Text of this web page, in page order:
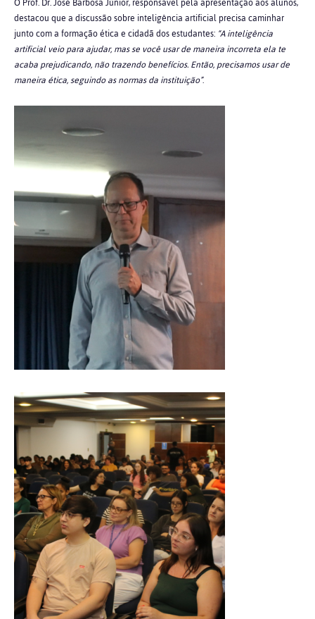
destacou que a discussão sobre inteligência artificial precisa caminhar
junto com a formação ética e cidadã dos estudantes: “A inteligência
artificial veio para ajudar, mas se você usar de maneira incorreta ela te
acaba prejudicando, não trazendo benefícios. Então, precisamos usar de
maneira ética, seguindo as normas da instituição”.